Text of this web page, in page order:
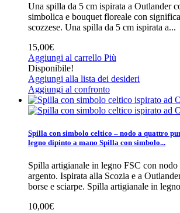
Una spilla da 5 cm ispirata a Outlander
simbolica e bouquet floreale con
scozzese. Una spilla da 5 cm ispirata a...
15,00€
Aggiungi al carrello Più
Disponibile!
Aggiungi alla lista dei desideri
Aggiungi al confronto
Spilla con simbolo celtico – nodo a quattro
legno dipinto a mano Spilla con simbolo...
Spilla artigianale in legno FSC con
argento. Ispirata alla Scozia e a
borse e sciarpe. Spilla artigianale in
10,00€